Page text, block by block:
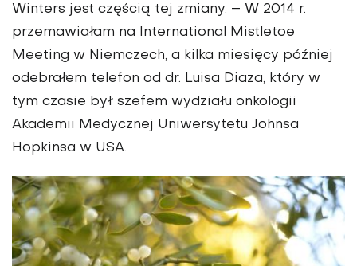
Winters jest częścią tej zmiany. – W 2014 r.
przemawiałam na International Mistletoe
Meeting w Niemczech, a kilka miesięcy później
odebrałem telefon od dr. Luisa Diaza, który w
tym czasie był szefem wydziału onkologii
Akademii Medycznej Uniwersytetu Johnsa
Hopkinsa w USA.